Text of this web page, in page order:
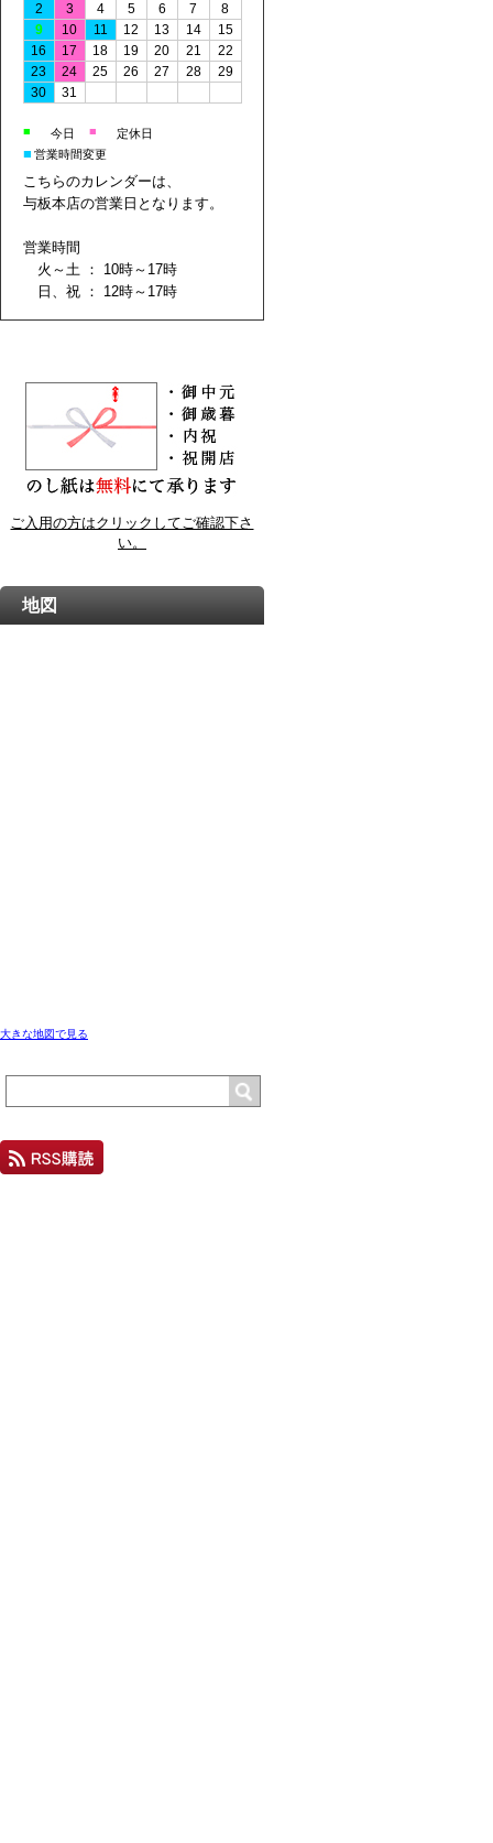
2
3 4 5 6 7
8
9
10 11 12 13 14
15
16
17 18 19 20 21
22
23
24 25 26 27 28
29
30
31
■ 今日 ■ 定休日
■ 営業時間変更
こちらのカレンダーは、
与板本店の営業日となります。
営業時間
火～土 ： 10時～17時
日、祝 ： 12時～17時
ご入用の方はクリックしてご確認下さ
い。
地図
大きな地図で見る